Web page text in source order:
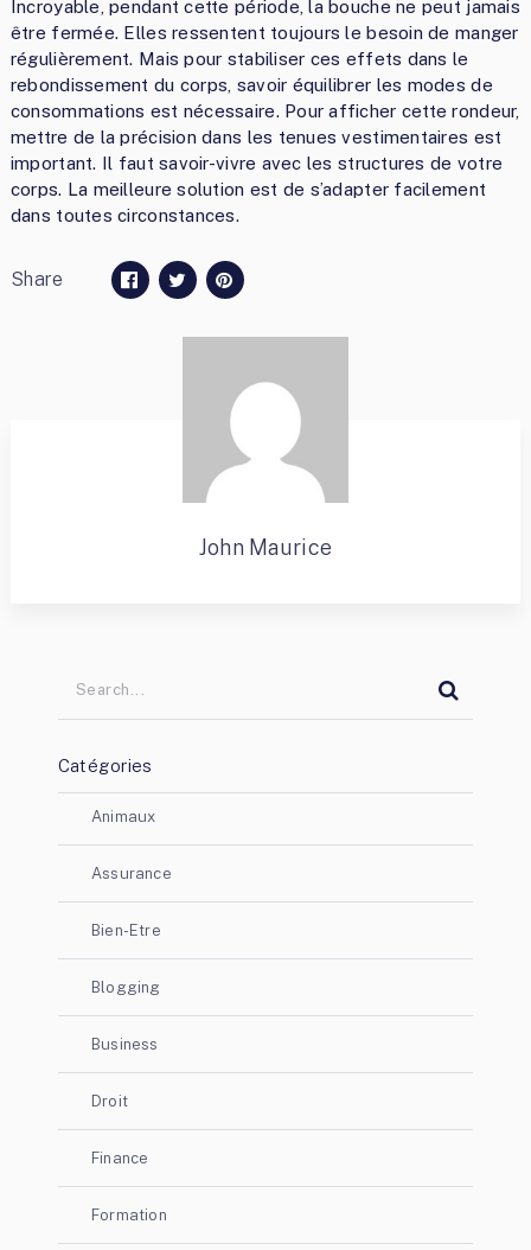
Incroyable, pendant cette période, la bouche ne peut jamais
être fermée. Elles ressentent toujours le besoin de manger
régulièrement. Mais pour stabiliser ces effets dans le
rebondissement du corps, savoir équilibrer les modes de
consommations est nécessaire. Pour afficher cette rondeur,
mettre de la précision dans les tenues vestimentaires est
important. Il faut savoir-vivre avec les structures de votre
corps. La meilleure solution est de s’adapter facilement
dans toutes circonstances.
Share
John Maurice
Catégories
Animaux
Assurance
Bien-Etre
Blogging
Business
Droit
Finance
Formation